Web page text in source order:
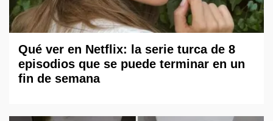
Qué ver en Netflix: la serie turca de 8
episodios que se puede terminar en un
fin de semana